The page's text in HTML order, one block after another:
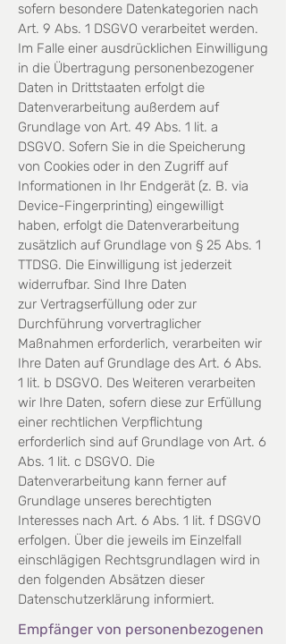
sofern besondere Datenkategorien nach
Art. 9 Abs. 1 DSGVO verarbeitet werden.
Im Falle einer ausdrücklichen Einwilligung
in die Übertragung personenbezogener
Daten in Drittstaaten erfolgt die
Datenverarbeitung außerdem auf
Grundlage von Art. 49 Abs. 1 lit. a
DSGVO. Sofern Sie in die Speicherung
von Cookies oder in den Zugriff auf
Informationen in Ihr Endgerät (z. B. via
Device-Fingerprinting) eingewilligt
haben, erfolgt die Datenverarbeitung
zusätzlich auf Grundlage von § 25 Abs. 1
TTDSG. Die Einwilligung ist jederzeit
widerrufbar. Sind Ihre Daten
zur Vertragserfüllung oder zur
Durchführung vorvertraglicher
Maßnahmen erforderlich, verarbeiten wir
Ihre Daten auf Grundlage des Art. 6 Abs.
1 lit. b DSGVO. Des Weiteren verarbeiten
wir Ihre Daten, sofern diese zur Erfüllung
einer rechtlichen Verpflichtung
erforderlich sind auf Grundlage von Art. 6
Abs. 1 lit. c DSGVO. Die
Datenverarbeitung kann ferner auf
Grundlage unseres berechtigten
Interesses nach Art. 6 Abs. 1 lit. f DSGVO
erfolgen. Über die jeweils im Einzelfall
einschlägigen Rechtsgrundlagen wird in
den folgenden Absätzen dieser
Datenschutzerklärung informiert.
Empfänger von personenbezogenen